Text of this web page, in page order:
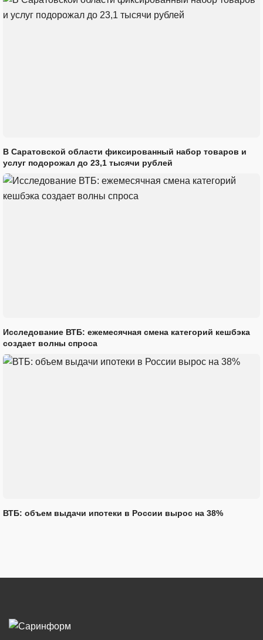
В Саратовской области фиксированный набор товаров и
услуг подорожал до 23,1 тысячи рублей
Исследование ВТБ: ежемесячная смена категорий кешбэка
создает волны спроса
ВТБ: объем выдачи ипотеки в России вырос на 38%